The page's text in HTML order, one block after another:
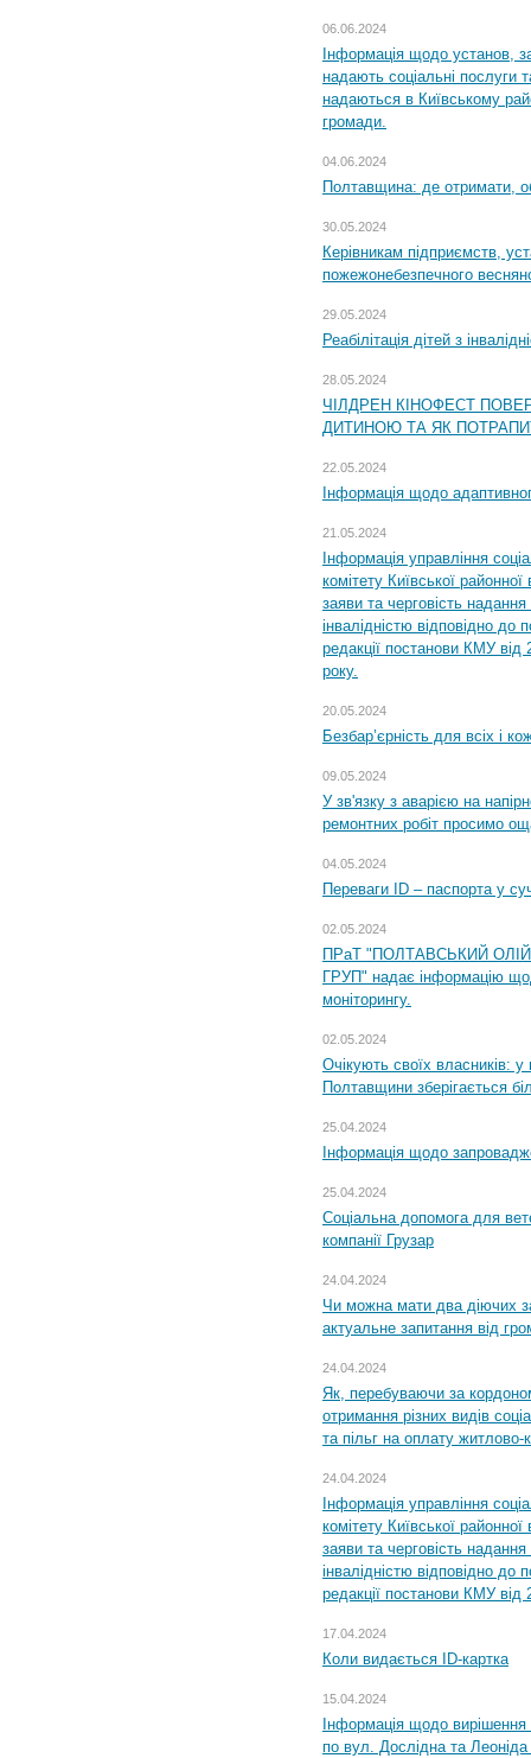
06.06.2024
Інформація щодо установ,
надають соціальні послуги
надаються в Київському
громади.
04.06.2024
Полтавщина: де отримати,
30.05.2024
Керівникам підприємств,
пожежонебезпечного
29.05.2024
Реабілітація дітей з
28.05.2024
ЧІЛДРЕН КІНОФЕСТ
ДИТИНОЮ ТА ЯК
22.05.2024
Інформація щодо
21.05.2024
Інформація управління
комітету Київської
заяви та черговість надання
інвалідністю відповідно
редакції постанови КМУ від
року.
20.05.2024
Безбар’єрність для всіх і
09.05.2024
У зв'язку з аварією на
ремонтних робіт просимо
04.05.2024
Переваги ID – паспорта у
02.05.2024
ПРаТ "ПОЛТАВСЬКИЙ
ГРУП" надає інформацію
моніторингу.
02.05.2024
Очікують своїх власників: у
Полтавщини зберігається
25.04.2024
Інформація щодо
25.04.2024
Соціальна допомога для
компанії Грузар
24.04.2024
Чи можна мати два діючих
актуальне запитання від
24.04.2024
Як, перебуваючи за
отримання різних видів
та пільг на оплату
24.04.2024
Інформація управління
комітету Київської
заяви та черговість надання
інвалідністю відповідно
редакції постанови КМУ
17.04.2024
Коли видається ID-картка
15.04.2024
Інформація щодо
по вул. Дослідна та Леоніда